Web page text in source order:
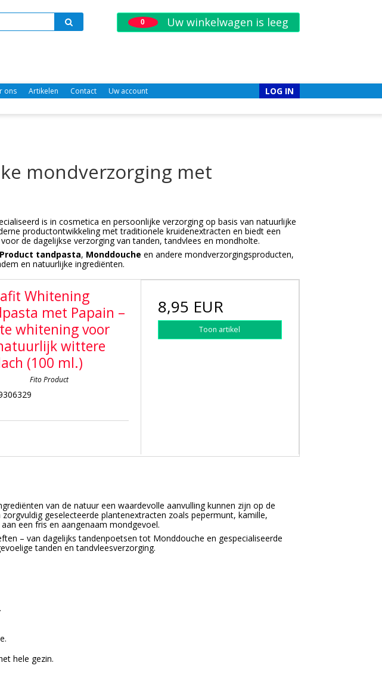
0 Uw winkelwagen is leeg
ons Artikelen Contact Uw account LOG IN
mondverzorging met
is in cosmetica en persoonlijke verzorging op basis van natuurlijke
productontwikkeling met traditionele kruidenextracten en biedt een
de dagelijkse verzorging van tanden, tandvlees en mondholte.
tandpasta, Monddouche en andere mondverzorgingsproducten,
en natuurlijke ingrediënten.
Whitening
met Papain –
whitening voor
wittere
(100 ml.)
Fito Product
8,95 EUR
Toon artikel
van de natuur een waardevolle aanvulling kunnen zijn op de
geselecteerde plantenextracten zoals pepermunt, kamille,
een fris en aangenaam mondgevoel.
– van dagelijks tandenpoetsen tot Monddouche en gespecialiseerde
tanden en tandvleesverzorging.
hele gezin.